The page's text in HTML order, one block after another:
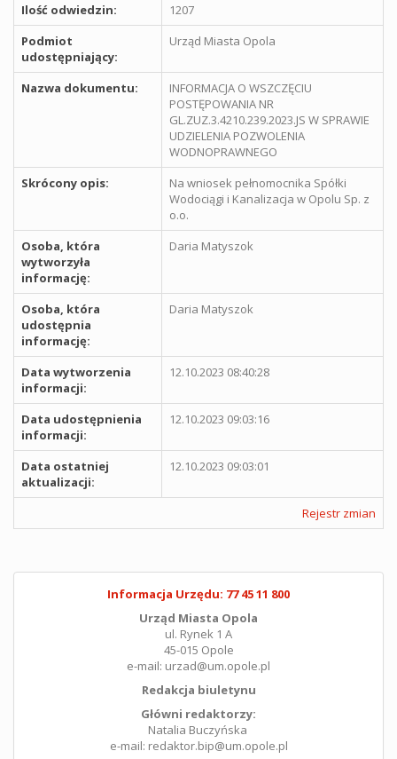
Ilość odwiedzin:
1207
Podmiot
udostępniający:
Urząd Miasta Opola
Nazwa dokumentu:
INFORMACJA O WSZCZĘCIU
POSTĘPOWANIA NR
GL.ZUZ.3.4210.239.2023.JS W SPRAWIE
UDZIELENIA POZWOLENIA
WODNOPRAWNEGO
Skrócony opis:
Na wniosek pełnomocnika Spółki
Wodociągi i Kanalizacja w Opolu Sp. z
o.o.
Osoba, która
wytworzyła
informację:
Daria Matyszok
Osoba, która
udostępnia
informację:
Daria Matyszok
Data wytworzenia
informacji:
12.10.2023 08:40:28
Data udostępnienia
informacji:
12.10.2023 09:03:16
Data ostatniej
aktualizacji:
12.10.2023 09:03:01
Rejestr zmian
Informacja Urzędu: 77 45 11 800
Urząd Miasta Opola
ul. Rynek 1 A
45-015 Opole
e-mail: urzad@um.opole.pl
Redakcja biuletynu
Główni redaktorzy:
Natalia Buczyńska
e-mail: redaktor.bip@um.opole.pl